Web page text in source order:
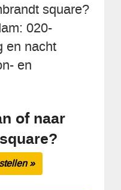
square?
020-
en nacht
en
of naar
»